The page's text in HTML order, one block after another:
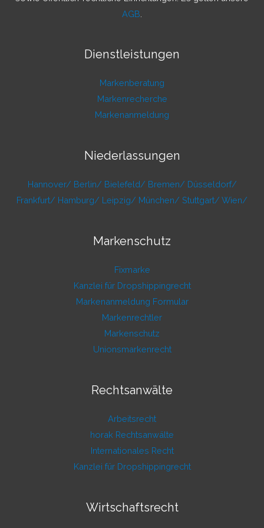
AGB
Dienstleistungen
Markenberatung
Markenrecherche
Markenanmeldung
Niederlassungen
Hannover/ Berlin/ Bielefeld/ Bremen/ Düsseldorf/
Frankfurt/ Hamburg/ Leipzig/ München/ Stuttgart/ Wien/
Markenschutz
Fixmarke
Kanzlei für Dropshippingrecht
Markenanmeldung Formular
Markenrechtler
Markenschutz
Unionsmarkenrecht
Rechtsanwälte
Arbeitsrecht
horak Rechtsanwälte
Internationales Recht
Kanzlei für Dropshippingrecht
Wirtschaftsrecht